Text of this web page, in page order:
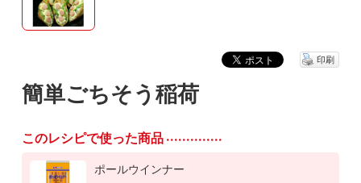
簡単ごちそう稲荷
印刷
このレシピで使った商品
ポールウインナー